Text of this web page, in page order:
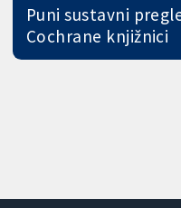
Puni sustavni
Cochrane knjižnici